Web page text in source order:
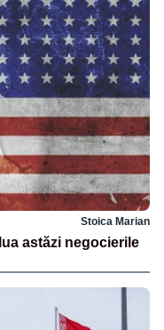
Stoica Marian
astăzi negocierile